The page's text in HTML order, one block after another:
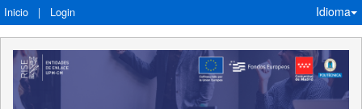
Inicio | Login Idioma